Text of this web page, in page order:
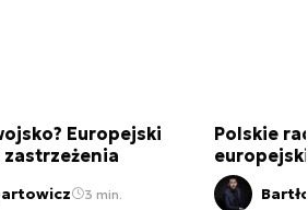
Europejski
zastrzeżenia
3 min.
Polskie